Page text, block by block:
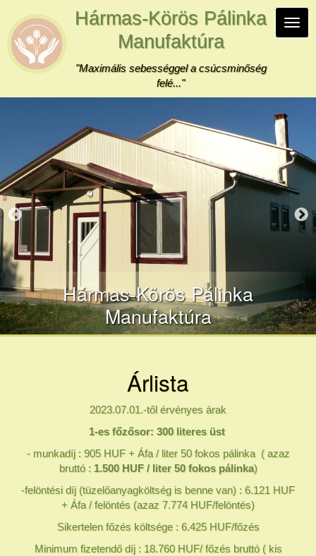
tartalomra
Hármas-Körös Pálinka
Manufaktúra
"Maximális sebességgel a csúcsminőség
felé..."
Hármas-Körös Pálinka
Manufaktúra
Árlista
2023.07.01.-től érvényes árak
1-es főzősor: 300 literes üst
- munkadíj : 905 HUF + Áfa / liter 50 fokos pálinka ( azaz
bruttó : 1.500 HUF / liter 50 fokos pálinka)
-felöntési díj (tüzelőanyagköltség is benne van) : 6.121 HUF
+ Áfa / felöntés (azaz 7.774 HUF/felöntés)
Sikertelen főzés költsége : 6.425 HUF/főzés
Minimum fizetendő díj : 18.760 HUF/ főzés bruttó ( kis